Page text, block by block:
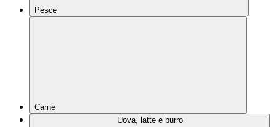
Pesce
Carne
Uova, latte e burro